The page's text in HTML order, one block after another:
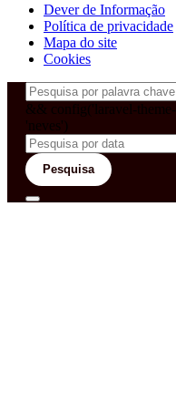
Dever de Informação
Política de privacidade
Mapa do site
Cookies
&& config('laravel-
'neves')
Pesquisa